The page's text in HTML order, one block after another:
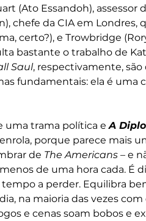
(Ato Essandoh), assessor
chefe da CIA em Londres,
certo?), e Trowbridge
bastante o trabalho de
Saul, respectivamente, são
fundamentais: ela é uma
uma trama política e A
porque parece mais
de The Americans – e
de uma hora cada. É
a perder. Equilibra
na maioria das vezes com
e cenas soam bobos e